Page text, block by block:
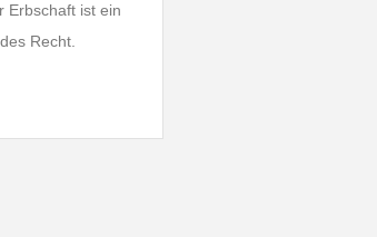
Erbschaft ist ein
Recht.